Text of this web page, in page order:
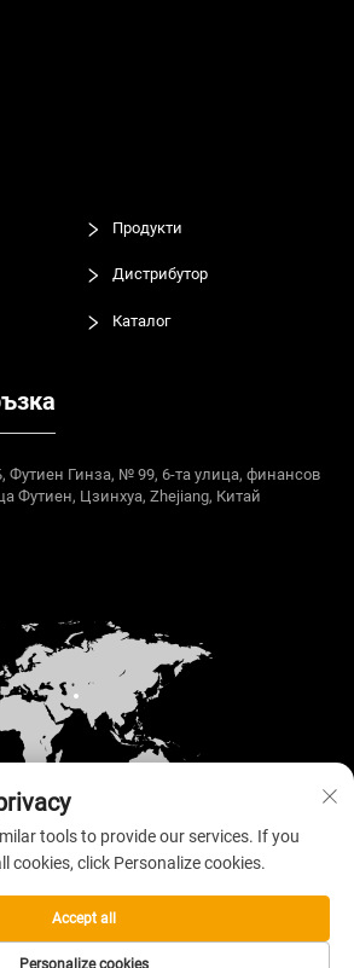
Продукти
Дистрибутор
Каталог
Футиен Гинза, № 99, 6-та улица, финансов
Футиен, Цзинхуа, Zhejiang, Китай
Electronic Technology
—Политика за
tools to provide our services. If you
cookies, click Personalize cookies.
Personalize cookies
Accept all